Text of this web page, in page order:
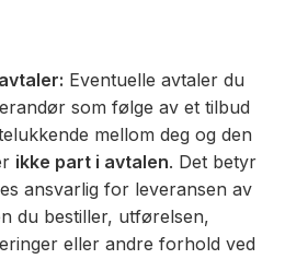
Eventuelle avtaler du
som følge av et tilbud
mellom deg og den
ikke part i avtalen. Det betyr
ansvarlig for leveransen av
du bestiller, utførelsen,
eller andre forhold ved